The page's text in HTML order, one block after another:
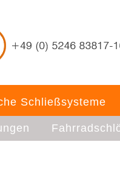
Schließsysteme